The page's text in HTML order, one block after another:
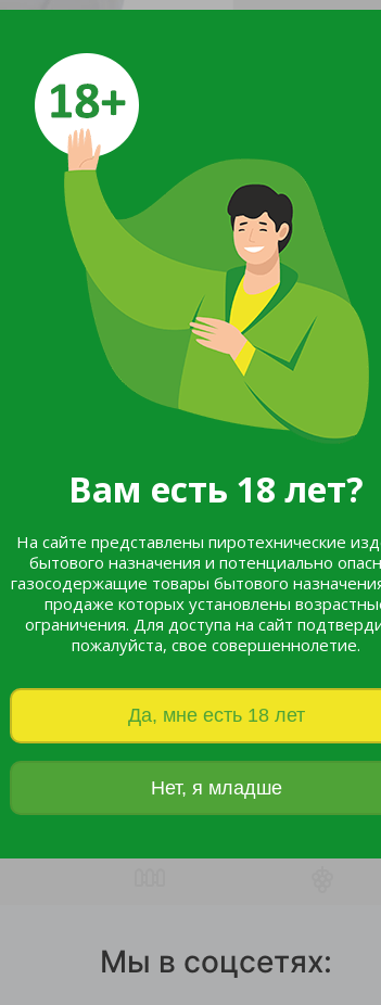
Вам есть 18 лет?
На сайте представлены пиротехнические
бытового назначения и потенциально
газосодержащие товары бытового
продаже которых установлены
ограничения. Для доступа на сайт
пожалуйста, свое совершеннолетие.
Да, мне есть 18 лет
Нет, я младше
И СЕРТИФИКАТЫ
на кухне, для продуктов в дорогу
банка «Премиум».
Банка для сыпучих продуктов Тондо 0,9л с завинчивающейся крышкой кремовая /
117 руб. 136
Мы в соцсетях: